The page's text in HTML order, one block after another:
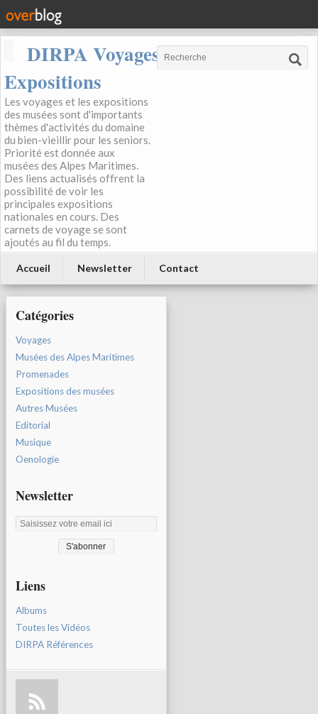
DIRPA Voyages, Musées,
Expositions
Les voyages et les expositions
des musées sont d'importants
thèmes d'activités du domaine
du bien-vieillir pour les seniors.
Priorité est donnée aux
musées des Alpes Maritimes.
Des liens actualisés offrent la
possibilité de voir les
principales expositions
nationales en cours. Des
carnets de voyage se sont
ajoutés au fil du temps.
Accueil Newsletter Contact
Catégories
Voyages
Musées des Alpes Maritimes
Promenades
Expositions des musées
Autres Musées
Editorial
Musique
Oenologie
Newsletter
Liens
Albums
Toutes les Vidéos
DIRPA Références